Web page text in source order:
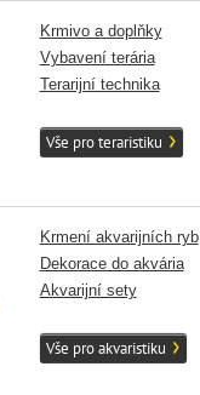
Krmivo a doplňky
Vybavení terária
Terarijní technika
Vše pro teraristiku
Krmení akvarijních ryb
Dekorace do akvária
Akvarijní sety
Vše pro akvaristiku